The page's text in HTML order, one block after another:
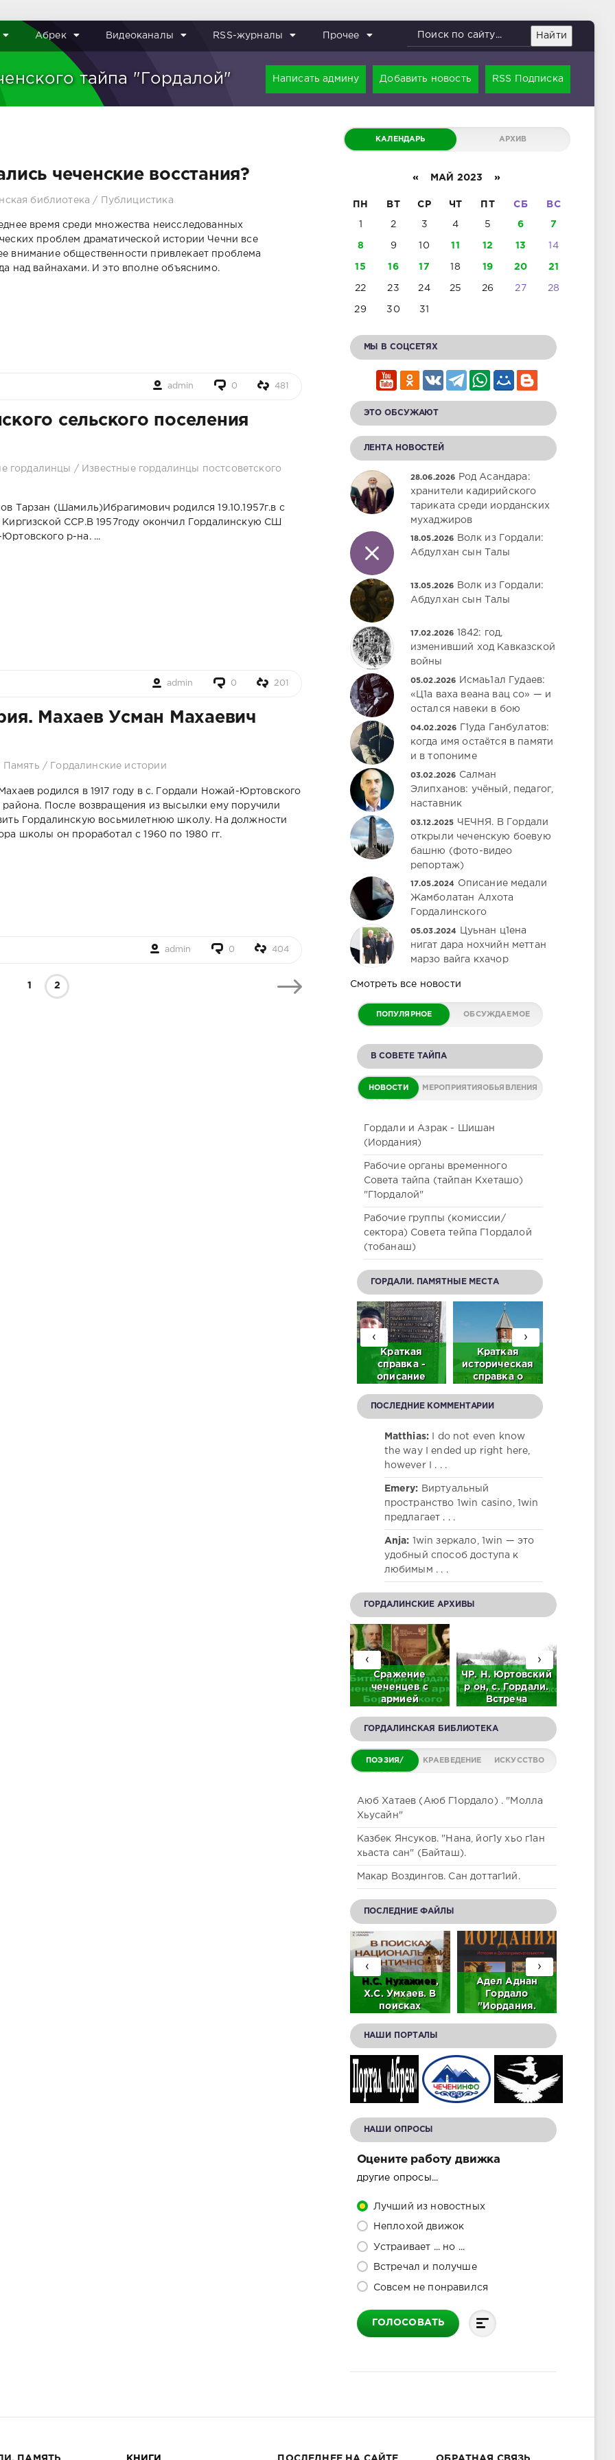
Абрек Видеоканалы RSS-журналы Прочее Найти
тайпа "Гордалой" Написать админу Добавить новость RSS Подписка
чеченские восстания?
библиотека / Публицистика
время среди множества неисследованных
проблем драматической истории Чечни все
внимание общественности привлекает проблема
над вайнахами. И это вполне объяснимо.
admin 0 481
сельского поселения
гордалинцы / Известные гордалинцы постсоветского
Тарзан (Шамиль)Ибрагимович родился 19.10.1957г.в с
Киргизской ССР.В 1957году окончил Гордалинскую СШ
р-на. ...
admin 0 201
Махаев Усман Махаевич
Память / Гордалинские истории
родился в 1917 году в с. Гордали Ножай-Юртовского
района. После возвращения из высылки ему поручили
Гордалинскую восьмилетнюю школу. На должности
школы он проработал с 1960 по 1980 гг.
admin 0 404
1 2
КАЛЕНДАРЬ АРХИВ
« МАЙ 2023 »
ПН ВТ СР ЧТ ПТ СБ ВС
1 2 3 4 5 6 7
8 9 10 11 12 13 14
15 16 17 18 19 20 21
22 23 24 25 26 27 28
29 30 31
МЫ В СОЦСЕТЯХ
ЭТО ОБСУЖАЮТ
ЛЕНТА НОВОСТЕЙ
28.06.2026
Род Асандара:
хранители кадирийского
тариката среди иорданских
мухаджиров
18.05.2026
Волк из Гордали:
Абдулхан сын Талы
13.05.2026
Волк из Гордали:
Абдулхан сын Талы
17.02.2026 1842: год,
изменивший ход Кавказской
войны
05.02.2026
Исмаь1ал Гудаев:
«Ц1а ваха веана вац со» — и
остался навеки в бою
04.02.2026
Г1уда Ганбулатов:
когда имя остаётся в памяти
и в топониме
03.02.2026 Салман
Элипханов: учёный, педагог,
наставник
03.12.2025 ЧЕЧНЯ. В Гордали
открыли чеченскую боевую
башню (фото-видео
репортаж)
17.05.2024 Описание медали
Жамболатан Алхота
Гордалинского
05.03.2024
Цуьнан ц1ена
нигат дара нохчийн меттан
марзо вайга кхачор
Смотреть все новости
ПОПУЛЯРНОЕ ОБСУЖДАЕМОЕ
В СОВЕТЕ ТАЙПА
НОВОСТИ МЕРОПРИЯТИЯОБЬЯВЛЕНИЯ
Гордали и Азрак - Шишан
(Иордания)
Рабочие органы временного
Совета тайпа (тайпан Кхеташо)
"Г1ордалой"
Рабочие группы (комиссии/
сектора) Совета тейпа Г1ордалой
(тобанаш)
ГОРДАЛИ. ПАМЯТНЫЕ МЕСТА
Краткая
справка -
описание
тысячелетней
Краткая
историческая
справка о
мечети в с.
›
‹
ПОСЛЕДНИЕ КОММЕНТАРИИ
Matthias:
I do not even know
the way I ended up right here,
however I . . .
Emery: Виртуальный
пространство 1win casino, 1win
предлагает . . .
Anja: 1win зеркало, 1win — это
удобный способ доступа к
любимым . . .
ГОРДАЛИНСКИЕ АРХИВЫ
Сражение
чеченцев с
армией
окраинах
ЧР. Н. Юртовский
р он, с. Гордали.
Встреча
71. 2023 г.
›
‹
ГОРДАЛИНСКАЯ БИБЛИОТЕКА
ПОЭЗИЯ/ КРАЕВЕДЕНИЕ ИСКУССТВО
Аюб Хатаев (Аюб Г1ордало) . "Молла
Хьусайн"
Казбек Янсуков. "Нана, йог1у хьо г1ан
хьаста сан" (Байташ).
Макар Воздингов. Сан доттаг1ий.
ПОСЛЕДНИЕ ФАЙЛЫ
Н.С. Нухажиев,
Х.С. Умхаев. В
поисках
идентичности
Адел Аднан
Гордало
"Иордания.
достопримечательности."
›
‹
НАШИ ПОРТАЛЫ
НАШИ ОПРОСЫ
Оцените работу движка
другие опросы...
Лучший из новостных
Неплохой движок
Устраивает ... но ...
Встречал и получше
Совсем не понравился
ГОЛОСОВАТЬ